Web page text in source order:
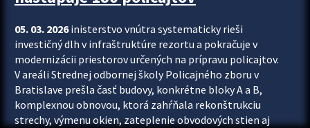
05. 03. 2026inisterstvo vnútra systematicky rieši
investičný dlh v infraštruktúre rezortu a pokračuje v
modernizácii priestorov určených na prípravu policajtov.
V areáli Strednej odbornej školy Policajného zboru v
Bratislave prešla časť budovy, konkrétne bloky A a B,
komplexnou obnovou, ktorá zahŕňala rekonštrukciu
strechy, výmenu okien, zateplenie obvodových stien aj